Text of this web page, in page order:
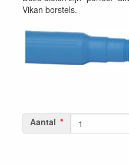
Vikan borstels.
Aantal